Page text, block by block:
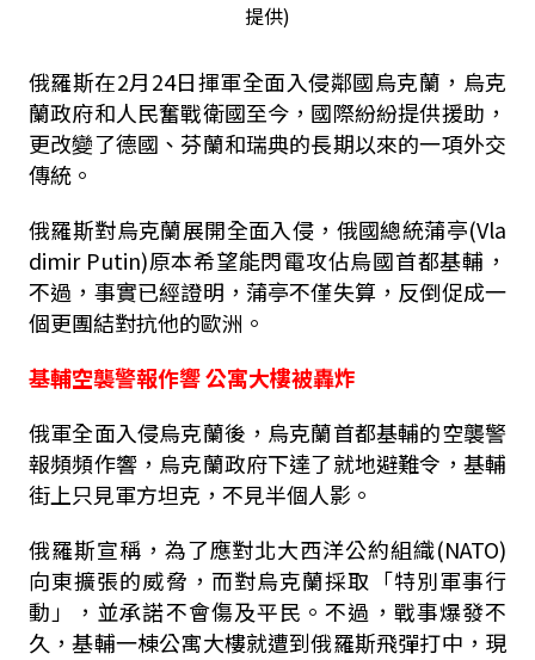
提供)
俄羅斯在2月24日揮軍全面入侵鄰國烏克蘭，烏克
蘭政府和人民奮戰衛國至今，國際紛紛提供援助，
更改變了德國、芬蘭和瑞典的長期以來的一項外交
傳統。
俄羅斯對烏克蘭展開全面入侵，俄國總統蒲亭(Vla
dimir Putin)原本希望能閃電攻佔烏國首都基輔，
不過，事實已經證明，蒲亭不僅失算，反倒促成一
個更團結對抗他的歐洲。
基輔空襲警報作響 公寓大樓被轟炸
俄軍全面入侵烏克蘭後，烏克蘭首都基輔的空襲警
報頻頻作響，烏克蘭政府下達了就地避難令，基輔
街上只見軍方坦克，不見半個人影。
俄羅斯宣稱，為了應對北大西洋公約組織(NATO)
向東擴張的威脅，而對烏克蘭採取「特別軍事行
動」，並承諾不會傷及平民。不過，戰事爆發不
久，基輔一棟公寓大樓就遭到俄羅斯飛彈打中，現